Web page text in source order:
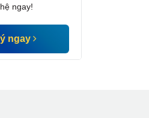
ngay!
ngay